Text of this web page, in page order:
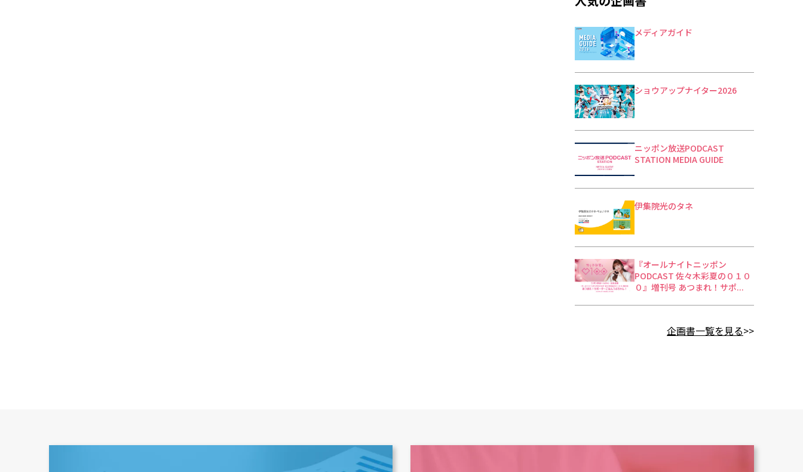
メディアガイド
ショウアップナイター2026
ニッポン放送PODCAST
STATION MEDIA GUIDE
伊集院光のタネ
『オールナイトニッポン
PODCAST 佐々木彩夏の０１０
０』増刊号 あつまれ！サポ...
企画書一覧を見る>>